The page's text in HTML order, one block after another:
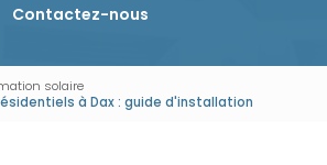
Contactez-nous
solaire
à Dax : guide d'installation